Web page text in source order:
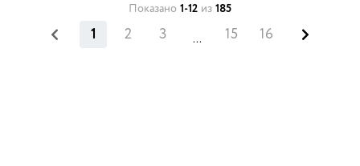
Показано 1-12 из 185
1 2 3 ... 15 16